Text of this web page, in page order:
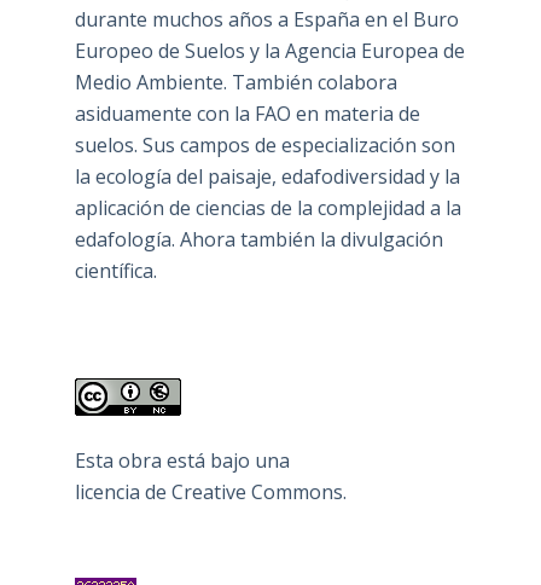
durante muchos años a España en el Buro
Europeo de Suelos y la Agencia Europea de
Medio Ambiente. También colabora
asiduamente con la FAO en materia de
suelos. Sus campos de especialización son
la ecología del paisaje, edafodiversidad y la
aplicación de ciencias de la complejidad a la
edafología. Ahora también la divulgación
científica.
Esta obra está bajo una
licencia de Creative Commons.